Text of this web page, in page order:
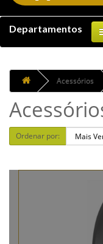
Departamentos
Acessórios
Ordenar por: